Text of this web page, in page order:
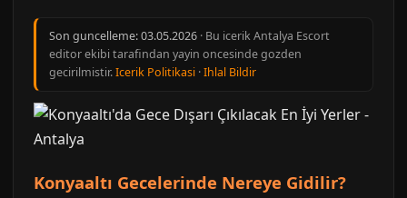
Son guncelleme:03.05.2026 · Bu icerik Antalya Escort
editor ekibi tarafindan yayin oncesinde gozden
gecirilmistir.Icerik Politikasi ·Ihlal Bildir
Konyaaltı Gecelerinde Nereye Gidilir?